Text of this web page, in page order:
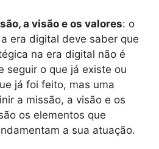
a visão e os valores: o
era digital deve saber que
na era digital não é
seguir o que já existe ou
já foi feito, mas uma
a missão, a visão e os
os elementos que
a sua atuação.